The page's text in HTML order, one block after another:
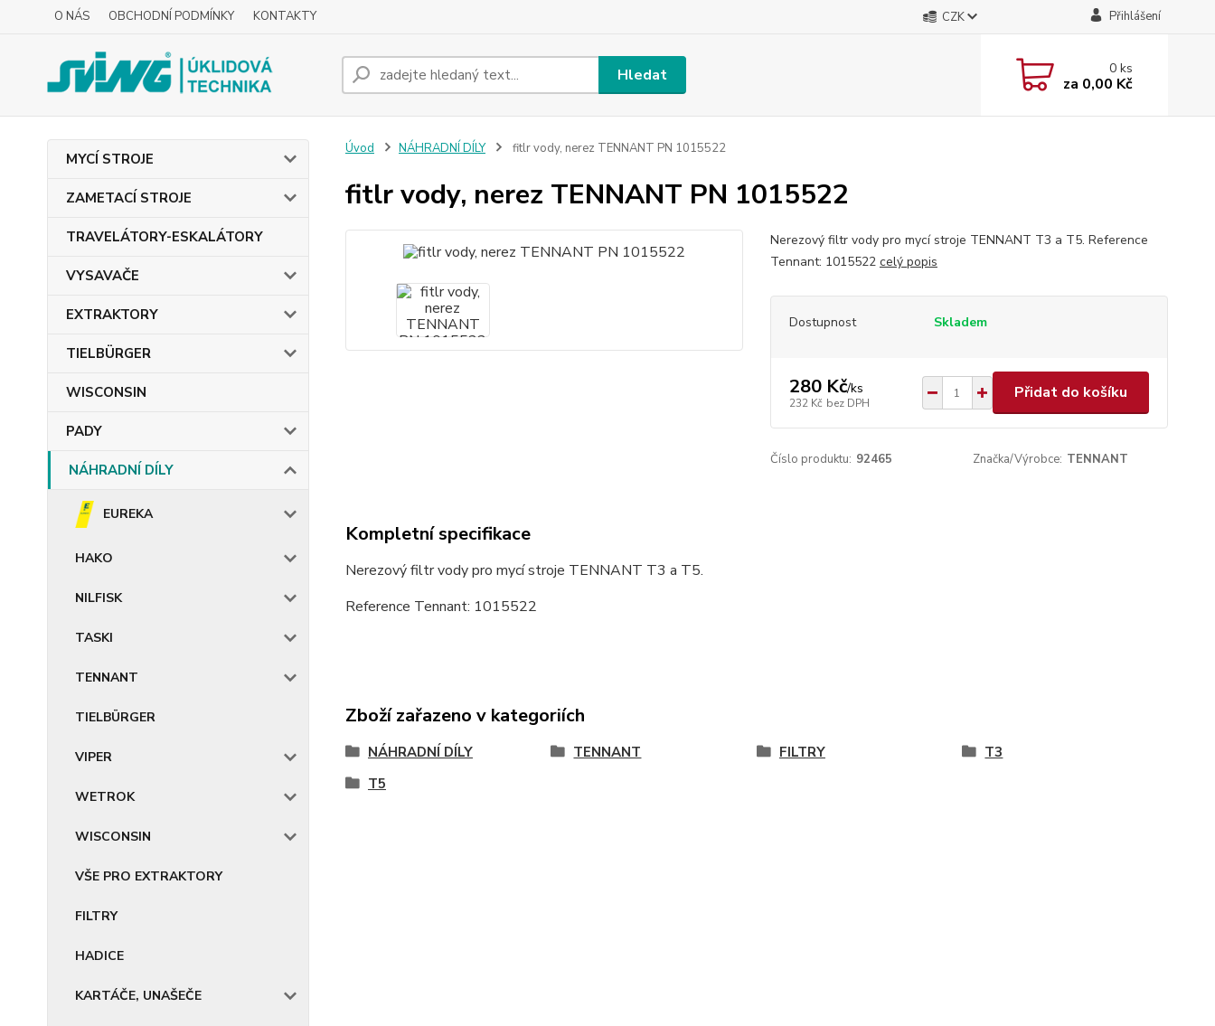
O NÁS OBCHODNÍ PODMÍNKY KONTAKTY CZK Přihlášení
Hledat 0ks
za 0,00 Kč
MYCÍ STROJE
ZAMETACÍ STROJE
TRAVELÁTORY-ESKALÁTORY
VYSAVAČE
EXTRAKTORY
TIELBÜRGER
WISCONSIN
PADY
NÁHRADNÍ DÍLY
EUREKA
HAKO
NILFISK
TASKI
TENNANT
TIELBÜRGER
VIPER
WETROK
WISCONSIN
VŠE PRO EXTRAKTORY
FILTRY
HADICE
KARTÁČE, UNAŠEČE
Úvod NÁHRADNÍ DÍLY fitlr vody, nerez TENNANT PN 1015522
fitlr vody, nerez TENNANT PN 1015522
Nerezový filtr vody pro mycí stroje TENNANT T3 a T5. Reference
Tennant: 1015522 celý popis
Dostupnost Skladem
280 Kč/ks
232 Kč bez DPH
Přidat do košíku
Číslo produktu: 92465 Značka/Výrobce: TENNANT
Kompletní specifikace
Nerezový filtr vody pro mycí stroje TENNANT T3 a T5.
Reference Tennant: 1015522
Zboží zařazeno v kategoriích
NÁHRADNÍ DÍLY TENNANT FILTRY
T3
T5